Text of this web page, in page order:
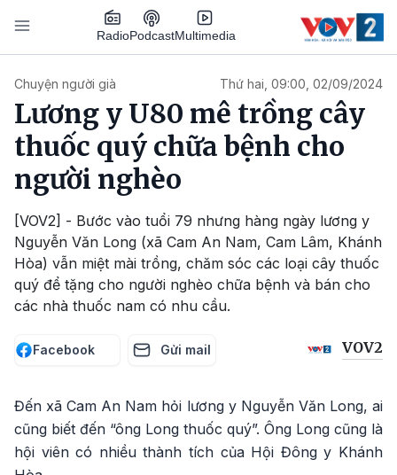
Nhảy đến nội dung
RadioPodcastMultimedia
Chuyện người già Thứ hai, 09:00, 02/09/2024
Lương y U80 mê trồng cây
thuốc quý chữa bệnh cho
người nghèo
[VOV2] - Bước vào tuổi 79 nhưng hàng ngày lương y
Nguyễn Văn Long (xã Cam An Nam, Cam Lâm, Khánh
Hòa) vẫn miệt mài trồng, chăm sóc các loại cây thuốc
quý để tặng cho người nghèo chữa bệnh và bán cho
các nhà thuốc nam có nhu cầu.
Facebook Gửi mail VOV2
Đến xã Cam An Nam hỏi lương y Nguyễn Văn Long, ai
cũng biết đến “ông Long thuốc quý”. Ông Long cũng là
hội viên có nhiều thành tích của Hội Đông y Khánh